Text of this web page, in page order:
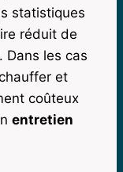
statistiques
réduit de
Dans les cas
et
coûteux
entretien